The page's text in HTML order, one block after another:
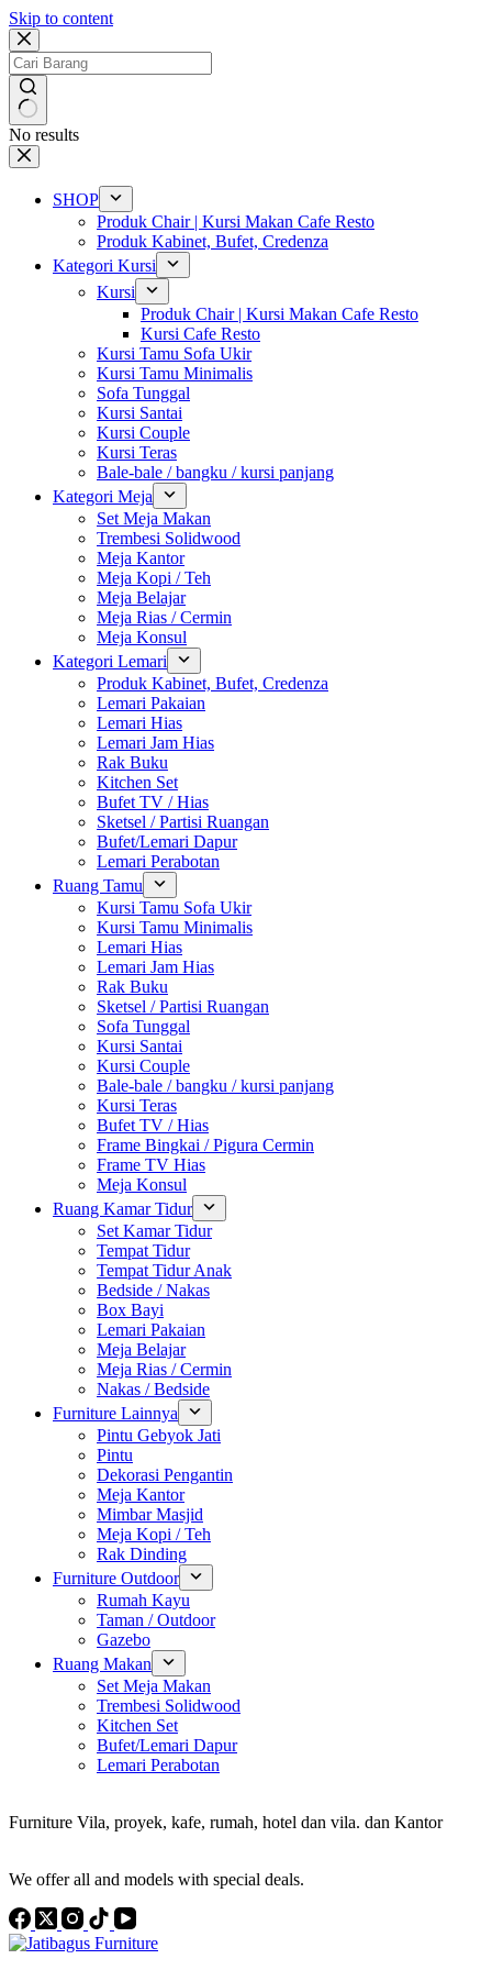
Skip to content
No results
SHOP
Produk Chair | Kursi Makan Cafe Resto
Produk Kabinet, Bufet, Credenza
Kategori Kursi
Kursi
Produk Chair | Kursi Makan Cafe Resto
Kursi Cafe Resto
Kursi Tamu Sofa Ukir
Kursi Tamu Minimalis
Sofa Tunggal
Kursi Santai
Kursi Couple
Kursi Teras
Bale-bale / bangku / kursi panjang
Kategori Meja
Set Meja Makan
Trembesi Solidwood
Meja Kantor
Meja Kopi / Teh
Meja Belajar
Meja Rias / Cermin
Meja Konsul
Kategori Lemari
Produk Kabinet, Bufet, Credenza
Lemari Pakaian
Lemari Hias
Lemari Jam Hias
Rak Buku
Kitchen Set
Bufet TV / Hias
Sketsel / Partisi Ruangan
Bufet/Lemari Dapur
Lemari Perabotan
Ruang Tamu
Kursi Tamu Sofa Ukir
Kursi Tamu Minimalis
Lemari Hias
Lemari Jam Hias
Rak Buku
Sketsel / Partisi Ruangan
Sofa Tunggal
Kursi Santai
Kursi Couple
Bale-bale / bangku / kursi panjang
Kursi Teras
Bufet TV / Hias
Frame Bingkai / Pigura Cermin
Frame TV Hias
Meja Konsul
Ruang Kamar Tidur
Set Kamar Tidur
Tempat Tidur
Tempat Tidur Anak
Bedside / Nakas
Box Bayi
Lemari Pakaian
Meja Belajar
Meja Rias / Cermin
Nakas / Bedside
Furniture Lainnya
Pintu Gebyok Jati
Pintu
Dekorasi Pengantin
Meja Kantor
Mimbar Masjid
Meja Kopi / Teh
Rak Dinding
Furniture Outdoor
Rumah Kayu
Taman / Outdoor
Gazebo
Ruang Makan
Set Meja Makan
Trembesi Solidwood
Kitchen Set
Bufet/Lemari Dapur
Lemari Perabotan
Furniture Vila, proyek, kafe, rumah, hotel dan vila. dan Kantor
We offer all and models with special deals.